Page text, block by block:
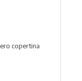
copertina